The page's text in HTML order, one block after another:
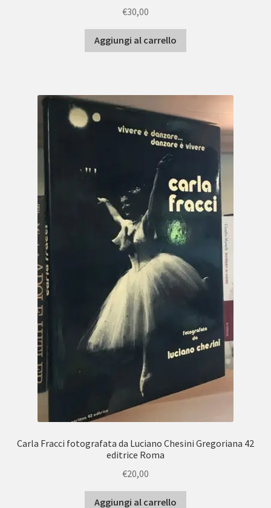
€30,00
Aggiungi al carrello
Carla Fracci fotografata da Luciano Chesini Gregoriana 42
editrice Roma
€20,00
Aggiungi al carrello